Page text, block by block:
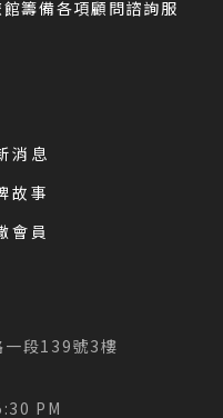
籌備各項顧問諮詢服
消息
故事
會員
一段139號3樓
PM